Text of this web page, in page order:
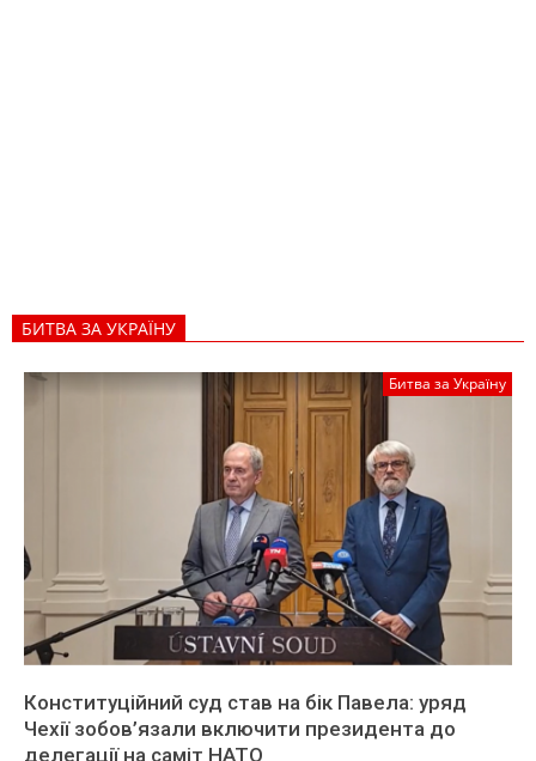
БИТВА ЗА УКРАЇНУ
Битва за Україну
Конституційний суд став на бік Павела: уряд
Чехії зобов’язали включити президента до
делегації на саміт НАТО